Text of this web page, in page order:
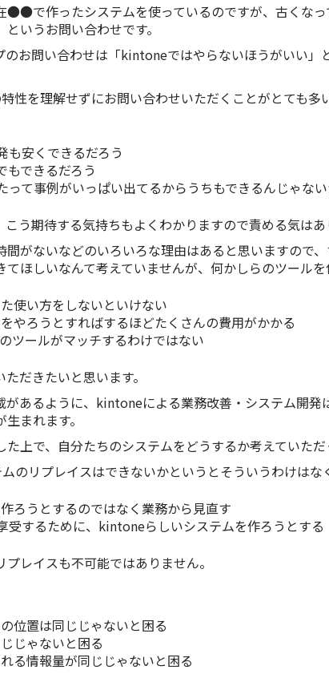
●●で作ったシステムを使っているのですが、古くな
いうお問い合わせです。
のお問い合わせは「kintoneではやらないほうがいい」
性を理解せずにお問い合わせいただくことがとても多
安くできるだろう
できるだろう
て事例がいっぱい出てるからうちもできるんじゃない
う期待する気持ちもよくわかりますので責める気はあ
間がないなどのいろいろな理由はあると思いますので
ほしいなんて考えていませんが、何かしらのツールを
使い方をしないといけない
やろうとすればするほどたくさんの費用がかかる
ツールがマッチするわけではない
だきたいと思います。
あるように、kintoneによる業務改善・システム開発
まれます。
上で、自分たちのシステムをどうするか考えていただ
のリプレイスはできないかというとそういうわけはな
ろうとするのではなく業務から見直す
受するために、kintoneらしいシステムを作ろうとする
レイスも不可能ではありません。
位置は同じじゃないと困る
じゃないと困る
る情報量が同じじゃないと困る